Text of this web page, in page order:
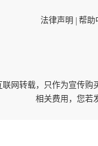
法律声明 帮助
网转载，只作为宣传
相关费用，您若